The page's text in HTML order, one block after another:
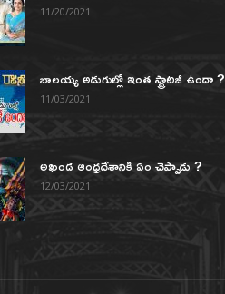
11/20/2021
బాలయ్య అడుగుల్లో ఇంత స్ట్రాటజీ ఉందా ?
11/03/2021
అఖండ ఆంధ్రదేశానికి ఏం చెప్పాడు ?
12/03/2021